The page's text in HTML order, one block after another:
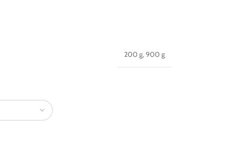
200 g,900 g